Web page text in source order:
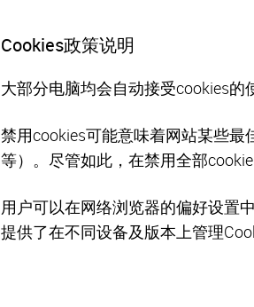
Cookies政策说明
大部分电脑均会自动接受cookies
禁用cookies可能意味着网站某些
等）。尽管如此，在禁用全部
用户可以在网络浏览器的偏好设置
提供了在不同设备及版本上管理